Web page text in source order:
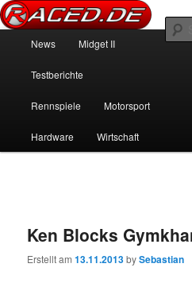
Raced.de
News über Rennspiele und der echten
Zum Inhalt wechseln
Zum sekundären Inhalt wechseln
News Midget II
Testberichte
Rennspiele Motorsport
Hardware Wirtschaft
Ken Blocks
Erstellt am13.11.2013bySebastian